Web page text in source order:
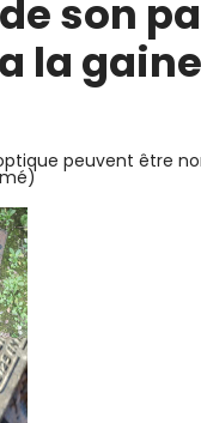
son
la
peuvent être